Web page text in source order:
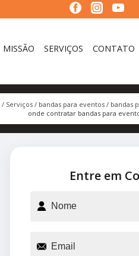
MISSÃO SERVIÇOS CONTATO
Serviços bandas para eventos
bandas
onde contratar bandas para
Entre em